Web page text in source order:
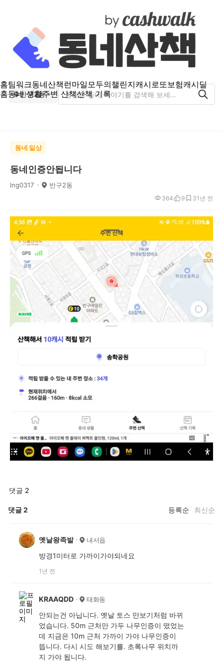
홈팀워크동네산책런마일모두의챌린지캐시로또보험캐시딜
홈동네 생활주변 산책산책 기록
반구2동
동네 일상
동네인증안됩니다
lng0317 반구2동
1년 전
364 9 3
댓글 2
댓글2 등록순 최신순
옛날왕족발 내서읍
방경1미터로 가까이가야되네요
1년 전
KRAAQDD 태화동
안되는건 아닙니다. 옛날 토스 만보기처럼 바뀌
었습니다. 50m 근처만 가두 나무인증이 떴었는
데 지금은 10m 근처 가까이 가야 나무인증이
뜹니다. 다시 시도 해보기를. 초록나무 위치까
지 가야 됩니다.